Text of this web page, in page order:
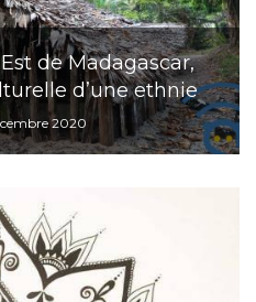
de Madagascar,
d’une ethnie
2020